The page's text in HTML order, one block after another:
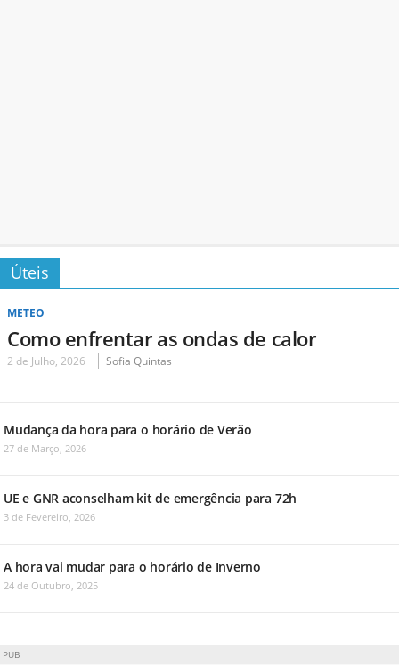
Úteis
METEO
Como enfrentar as ondas de calor
2 de Julho, 2026 Sofia Quintas
Mudança da hora para o horário de Verão
27 de Março, 2026
UE e GNR aconselham kit de emergência para 72h
3 de Fevereiro, 2026
A hora vai mudar para o horário de Inverno
24 de Outubro, 2025
PUB